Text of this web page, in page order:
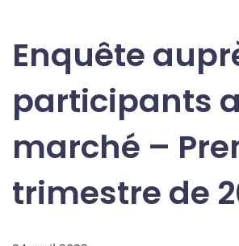
Enquête
participants
marché –
trimestre de